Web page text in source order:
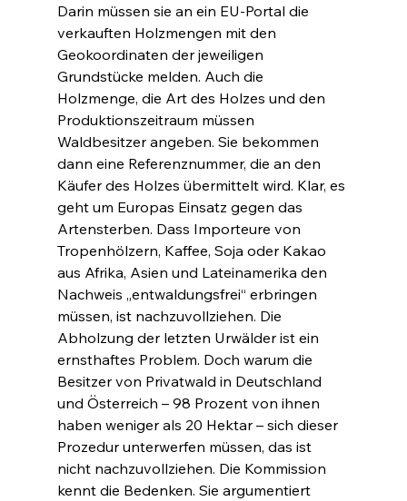
Darin müssen sie an ein EU-Portal die
verkauften Holzmengen mit den
Geokoordinaten der jeweiligen
Grundstücke melden. Auch die
Holzmenge, die Art des Holzes und den
Produktionszeitraum müssen
Waldbesitzer angeben. Sie bekommen
dann eine Referenznummer, die an den
Käufer des Holzes übermittelt wird. Klar, es
geht um Europas Einsatz gegen das
Artensterben. Dass Importeure von
Tropenhölzern, Kaffee, Soja oder Kakao
aus Afrika, Asien und Lateinamerika den
Nachweis „entwaldungsfrei“ erbringen
müssen, ist nachzuvollziehen. Die
Abholzung der letzten Urwälder ist ein
ernsthaftes Problem. Doch warum die
Besitzer von Privatwald in Deutschland
und Österreich – 98 Prozent von ihnen
haben weniger als 20 Hektar – sich dieser
Prozedur unterwerfen müssen, das ist
nicht nachzuvollziehen. Die Kommission
kennt die Bedenken. Sie argumentiert